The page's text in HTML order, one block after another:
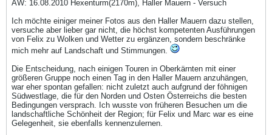
AW: 16.08.2010 Hexenturm(2170m), Haller Mauern - Versuch
Ich möchte einiger meiner Fotos aus den Haller Mauern dazu stellen,
versuche aber lieber gar nicht, die höchst kompetenten Ausführungen
von Felix zu Wolken und Wetter zu ergänzen, sondern beschränke
mich mehr auf Landschaft und Stimmungen.
Die Entscheidung, nach einigen Touren in Oberkärnten mit einer
größeren Gruppe noch einen Tag in den Haller Mauern anzuhängen,
war eher spontan gefallen: nicht zuletzt auch aufgrund der föhnigen
Südwestlage, die für den Norden und Osten Österreichs die besten
Bedingungen versprach. Ich wusste von früheren Besuchen um die
landschaftliche Schönheit der Region; für Felix und Marc war es eine
Gelegenheit, sie ebenfalls kennenzulernen.